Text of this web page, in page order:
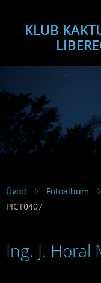
KLUB
Úvod Fotoalbum
PICT0407
Ing. J. Horal